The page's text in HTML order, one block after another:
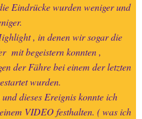
Eindrücke wurden weniger und
, in denen wir sogar die
mit begeistern konnten ,
der Fähre bei einem der letzten
wurden.
dieses Ereignis konnte ich
VIDEO festhalten. ( was ich